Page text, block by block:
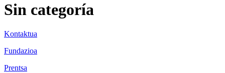
Sin categoría
Kontaktua
Fundazioa
Prentsa